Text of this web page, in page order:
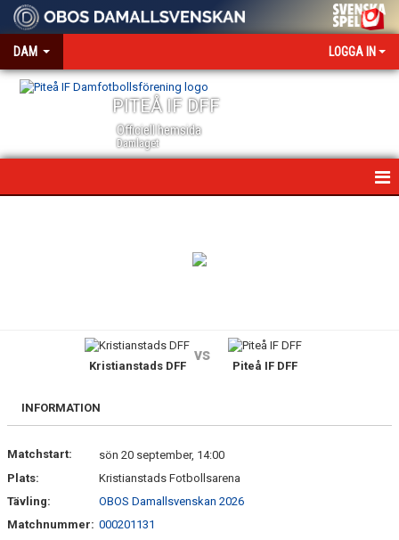
DAM LOGGA IN
PITEÅ IF DFF
Officiell hemsida
Damlaget
MATCHER
Kristianstads DFF
vs
Piteå IF DFF
INFORMATION
Matchstart:
sön 20 september, 14:00
Plats:
Kristianstads Fotbollsarena
Tävling:
OBOS Damallsvenskan 2026
Matchnummer: 000201131